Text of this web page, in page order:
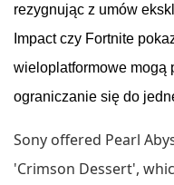
rezygnując z umów
Impact czy Fortnite
wieloplatformowe mogą
ograniczanie się do
Sony offered Pearl
'Crimson Dessert',